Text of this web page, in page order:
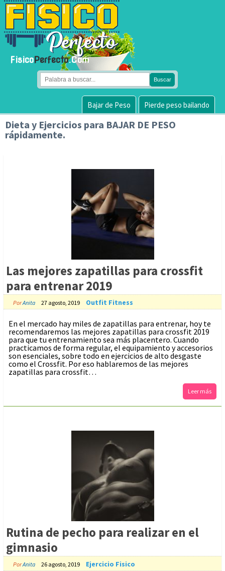
FisicoPerfecto.Com
Bajar de Peso Pierde peso bailando
Dieta y Ejercicios para BAJAR DE PESO
rápidamente.
Las mejores zapatillas para crossfit
para entrenar 2019
PorAnita 27 agosto, 2019 Outfit Fitness
En el mercado hay miles de zapatillas para entrenar, hoy te
recomendaremos las mejores zapatillas para crossfit 2019
para que tu entrenamiento sea más placentero. Cuando
practicamos de forma regular, el equipamiento y accesorios
son esenciales, sobre todo en ejercicios de alto desgaste
como el Crossfit. Por eso hablaremos de las mejores
zapatillas para crossfit…
Leer más
Rutina de pecho para realizar en el
gimnasio
PorAnita 26 agosto, 2019 Ejercicio Fisico